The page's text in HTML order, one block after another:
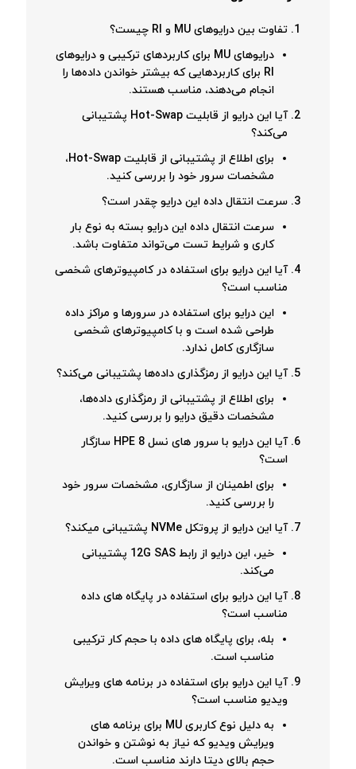
تفاوت بین درایوهای MU و RI چیست؟
درایوهای MU برای کاربردهای ترکیبی و درایوهای
RI برای کاربردهایی که بیشتر خواندن داده‌ها را
انجام می‌دهند، مناسب هستند.
آیا این درایو از قابلیت Hot-Swap پشتیبانی
می‌کند؟
برای اطلاع از پشتیبانی از قابلیت Hot-Swap،
مشخصات سرور خود را بررسی کنید.
سرعت انتقال داده این درایو چقدر است؟
سرعت انتقال داده این درایو بسته به نوع بار
کاری و شرایط تست می‌تواند متفاوت باشد.
آیا این درایو برای استفاده در کامپیوترهای شخصی
مناسب است؟
این درایو برای استفاده در سرورها و مراکز داده
طراحی شده است و با کامپیوترهای شخصی
سازگاری کامل ندارد.
آیا این درایو از رمزگذاری داده‌ها پشتیبانی می‌کند؟
برای اطلاع از پشتیبانی از رمزگذاری داده‌ها،
مشخصات دقیق درایو را بررسی کنید.
آیا این درایو با سرور های نسل 8 HPE سازگار
است؟
برای اطمینان از سازگاری، مشخصات سرور خود
را بررسی کنید.
آیا این درایو از پروتکل NVMe پشتیبانی میکند؟
خیر، این درایو از رابط 12G SAS پشتیبانی
می‌کند.
آیا این درایو برای استفاده در پایگاه های داده
مناسب است؟
بله، برای پایگاه های داده با حجم کار ترکیبی
مناسب است.
آیا این درایو برای استفاده در برنامه های ویرایش
ویدیو مناسب است؟
به دلیل نوع کاربری MU برای برنامه های
ویرایش ویدیو که نیاز به نوشتن و خواندن
حجم بالای دیتا دارند مناسب است.